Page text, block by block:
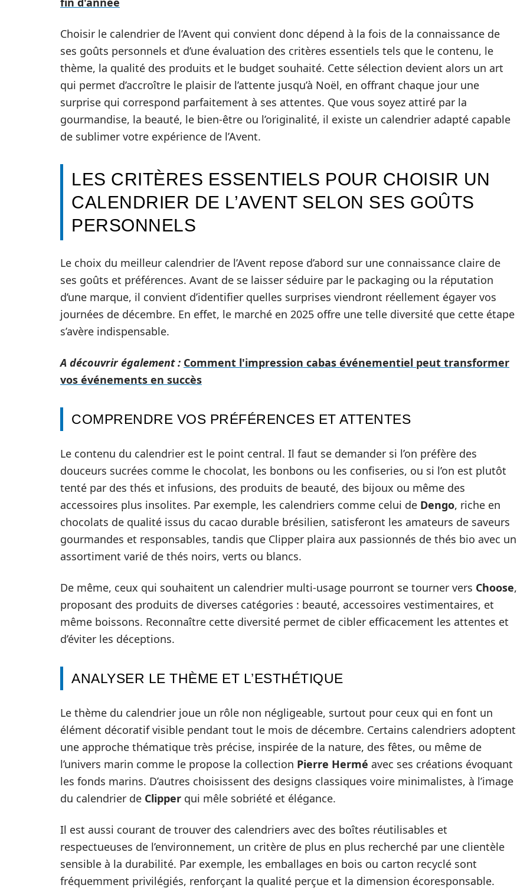
Choisir le calendrier de l’Avent qui convient donc dépend à la fois de la connaissance de
ses goûts personnels et d’une évaluation des critères essentiels tels que le contenu, le
thème, la qualité des produits et le budget souhaité. Cette sélection devient alors un art
qui permet d’accroître le plaisir de l’attente jusqu’à Noël, en offrant chaque jour une
surprise qui correspond parfaitement à ses attentes. Que vous soyez attiré par la
gourmandise, la beauté, le bien-être ou l’originalité, il existe un calendrier adapté capable
de sublimer votre expérience de l’Avent.
LES CRITÈRES ESSENTIELS POUR CHOISIR UN
CALENDRIER DE L’AVENT SELON SES GOÛTS
PERSONNELS
Le choix du meilleur calendrier de l’Avent repose d’abord sur une connaissance claire de
ses goûts et préférences. Avant de se laisser séduire par le packaging ou la réputation
d’une marque, il convient d’identifier quelles surprises viendront réellement égayer vos
journées de décembre. En effet, le marché en 2025 offre une telle diversité que cette étape
s’avère indispensable.
A découvrir également : Comment l'impression cabas événementiel peut transformer
vos événements en succès
COMPRENDRE VOS PRÉFÉRENCES ET ATTENTES
Le contenu du calendrier est le point central. Il faut se demander si l’on préfère des
douceurs sucrées comme le chocolat, les bonbons ou les confiseries, ou si l’on est plutôt
tenté par des thés et infusions, des produits de beauté, des bijoux ou même des
accessoires plus insolites. Par exemple, les calendriers comme celui de Dengo, riche en
chocolats de qualité issus du cacao durable brésilien, satisferont les amateurs de saveurs
gourmandes et responsables, tandis que Clipper plaira aux passionnés de thés bio avec un
assortiment varié de thés noirs, verts ou blancs.
De même, ceux qui souhaitent un calendrier multi-usage pourront se tourner vers Choose,
proposant des produits de diverses catégories : beauté, accessoires vestimentaires, et
même boissons. Reconnaître cette diversité permet de cibler efficacement les attentes et
d’éviter les déceptions.
ANALYSER LE THÈME ET L’ESTHÉTIQUE
Le thème du calendrier joue un rôle non négligeable, surtout pour ceux qui en font un
élément décoratif visible pendant tout le mois de décembre. Certains calendriers adoptent
une approche thématique très précise, inspirée de la nature, des fêtes, ou même de
l’univers marin comme le propose la collection Pierre Hermé avec ses créations évoquant
les fonds marins. D’autres choisissent des designs classiques voire minimalistes, à l’image
du calendrier de Clipper qui mêle sobriété et élégance.
Il est aussi courant de trouver des calendriers avec des boîtes réutilisables et
respectueuses de l’environnement, un critère de plus en plus recherché par une clientèle
sensible à la durabilité. Par exemple, les emballages en bois ou carton recyclé sont
fréquemment privilégiés, renforçant la qualité perçue et la dimension écoresponsable.